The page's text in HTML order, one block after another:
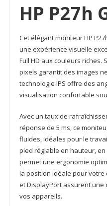
HP P27h
Cet élégant moniteur HP
une expérience visuelle
Full HD aux couleurs riches.
pixels garantit des images
technologie IPS offre des
visualisation confortable
Avec un taux de
réponse de 5 ms, ce
fluides, idéales pour le
pied réglable en hauteur,
permet une ergonomie
la position idéale pour votre
et DisplayPort assurent
vos appareils.